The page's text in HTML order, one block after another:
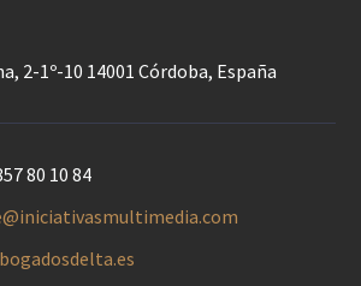
2-1º-10 14001 Córdoba, España
80 10 84